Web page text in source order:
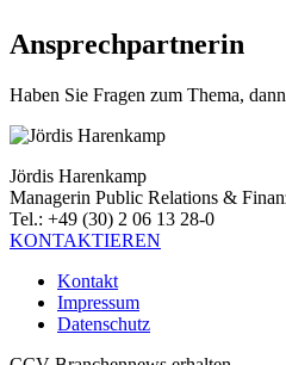
Ansprechpartnerin
Haben Sie Fragen zum Thema,
Jördis Harenkamp
Managerin Public Relations &
Tel.: +49 (30) 2 06 13 28-0
KONTAKTIEREN
Kontakt
Impressum
Datenschutz